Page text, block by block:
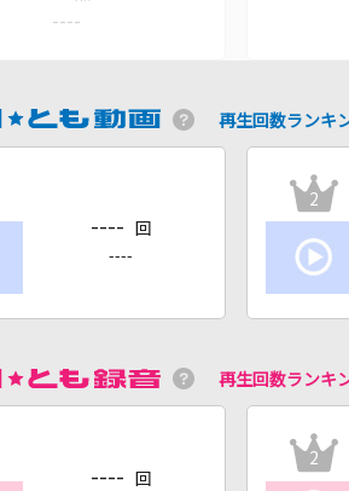
----
再生回数ランキ
---- 回
----
2
再生回数ランキ
---- 回
2